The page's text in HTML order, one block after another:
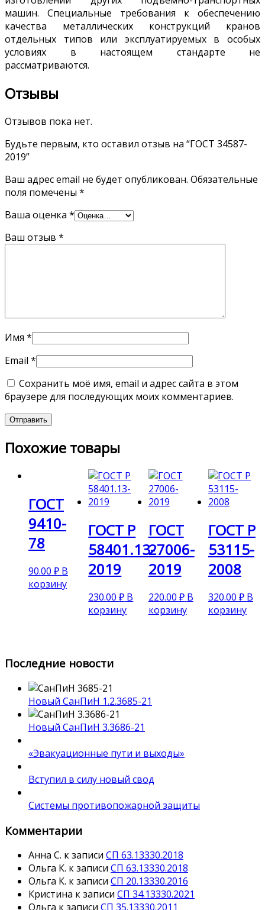
машин. Специальные требования к обеспечению
качества металлических конструкций кранов
отдельных типов или эксплуатируемых в особых
условиях в настоящем стандарте не
рассматриваются.
Отзывы
Отзывов пока нет.
Будьте первым, кто оставил отзыв на “ГОСТ 34587-
2019”
Ваш адрес email не будет опубликован. Обязательные
поля помечены *
Ваша оценка *
Ваш отзыв *
Имя *
Email *
Сохранить моё имя, email и адрес сайта в этом
браузере для последующих моих комментариев.
Похожие товары
ГОСТ
9410-
78
90.00 ₽ В
корзину
ГОСТ Р
58401.13-
2019
230.00₽ В
корзину
ГОСТ
27006-
2019
220.00 ₽ В
корзину
ГОСТ Р
53115-
2008
320.00 ₽ В
корзину
Последние новости
Новый СанПиН 1.2.3685-21
Новый СанПиН 3.3686-21
«Эвакуационные пути и выходы»
Вступил в силу новый свод
Системы противопожарной защиты
Комментарии
Анна С. к записи СП 63.13330.2018
Ольга К. к записи СП 63.13330.2018
Ольга К. к записи СП 20.13330.2016
Кристина к записи СП 34.13330.2021
Ольга к записи СП 35.13330.2011